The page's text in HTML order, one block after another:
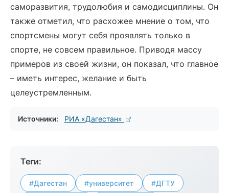
саморазвития, трудолюбия и самодисциплины. Он
также отметил, что расхожее мнение о том, что
спортсмены могут себя проявлять только в
спорте, не совсем правильное. Приводя массу
примеров из своей жизни, он показал, что главное
– иметь интерес, желание и быть
целеустремленным.
Источники: РИА «Дагестан»
Теги:
#Дагестан #университет #ДГТУ